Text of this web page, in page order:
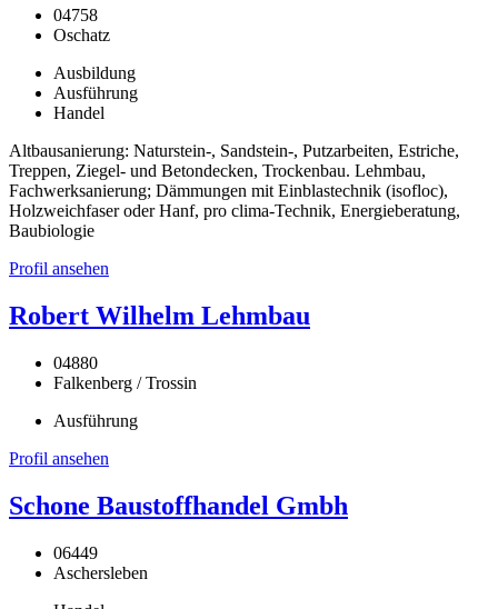
04758
Oschatz
Ausbildung
Ausführung
Handel
Altbausanierung: Naturstein-, Sandstein-, Putzarbeiten, Estriche,
Treppen, Ziegel- und Betondecken, Trockenbau. Lehmbau,
Fachwerksanierung; Dämmungen mit Einblastechnik (isofloc),
Holzweichfaser oder Hanf, pro clima-Technik, Energieberatung,
Baubiologie
Profil ansehen
Robert Wilhelm Lehmbau
04880
Falkenberg / Trossin
Ausführung
Profil ansehen
Schone Baustoffhandel Gmbh
06449
Aschersleben